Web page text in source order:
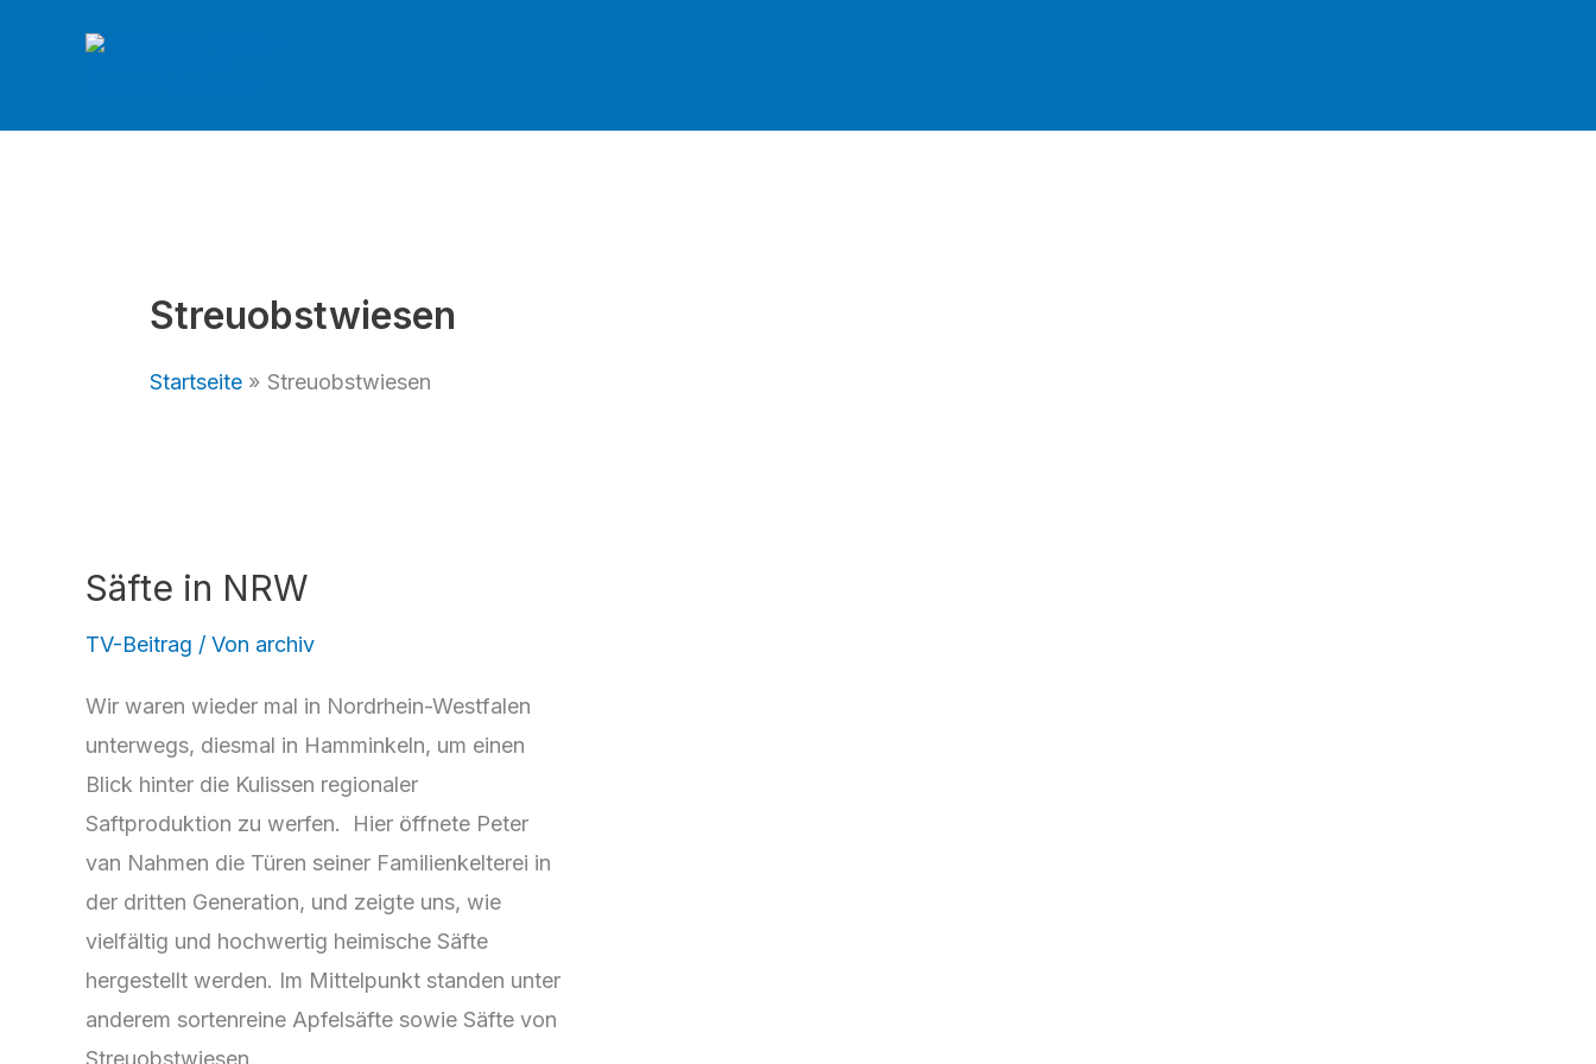
Streuobstwiesen
Startseite Streuobstwiesen
Säfte in NRW
TV-Beitrag / Von archiv
Wir waren wieder mal in Nordrhein-Westfalen
unterwegs, diesmal in Hamminkeln, um einen
Blick hinter die Kulissen regionaler
Saftproduktion zu werfen. Hier öffnete Peter
van Nahmen die Türen seiner Familienkelterei in
der dritten Generation, und zeigte uns, wie
vielfältig und hochwertig heimische Säfte
hergestellt werden. Im Mittelpunkt standen unter
anderem sortenreine Apfelsäfte sowie Säfte von
Streuobstwiesen.